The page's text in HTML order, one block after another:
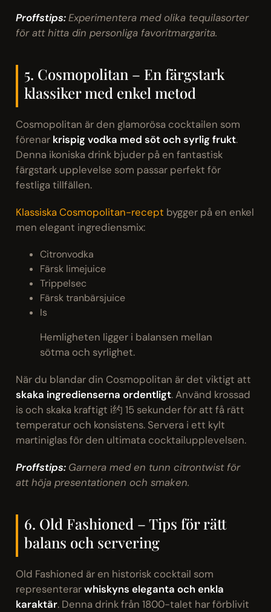
Proffstips:Experimentera med olika tequilasorter
för att hitta din personliga favoritmargarita.
5. Cosmopolitan – En färgstark
klassiker med enkel metod
Cosmopolitan är den glamorösa cocktailen som
förenar krispig vodka med söt och syrlig frukt.
Denna ikoniska drink bjuder på en fantastisk
färgstark upplevelse som passar perfekt för
festliga tillfällen.
Klassiska Cosmopolitan-recept bygger på en enkel
men elegant ingrediensmix:
Citronvodka
Färsk limejuice
Trippelsec
Färsk tranbärsjuice
Is
Hemligheten ligger i balansen mellan
sötma och syrlighet.
När du blandar din Cosmopolitan är det viktigt att
skaka ingredienserna ordentligt. Använd krossad
is och skaka kraftigt i约 15 sekunder för att få rätt
temperatur och konsistens. Servera i ett kylt
martiniglas för den ultimata cocktailupplevelsen.
Proffstips: Garnera med en tunn citrontwist för
att höja presentationen och smaken.
6. Old Fashioned – Tips för rätt
balans och servering
Old Fashioned är en historisk cocktail som
representerarwhiskyns eleganta och enkla
karaktär. Denna drink från 1800-talet har förblivit